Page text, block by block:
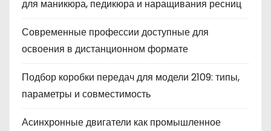
для маникюра, педикюра и наращивания ресниц
Современные профессии доступные для
освоения в дистанционном формате
Подбор коробки передач для модели 2109: типы,
параметры и совместимость
Асинхронные двигатели как промышленное